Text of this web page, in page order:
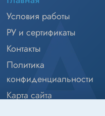
Условия работы
РУ и сертификаты
Контакты
Политика
конфиденциальности
Карта сайта